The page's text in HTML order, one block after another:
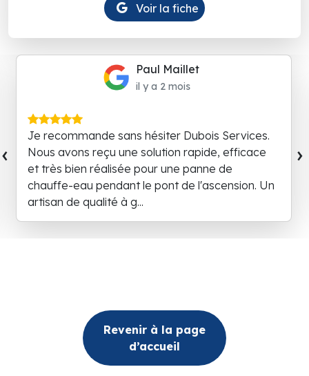
Voir la fiche
Paul Maillet
il y a 2 mois
Je recommande sans hésiter Dubois Services.
Nous avons reçu une solution rapide, efficace
et très bien réalisée pour une panne de
chauffe-eau pendant le pont de l'ascension. Un
artisan de qualité à g...
‹ ›
Revenir à la page
d’accueil